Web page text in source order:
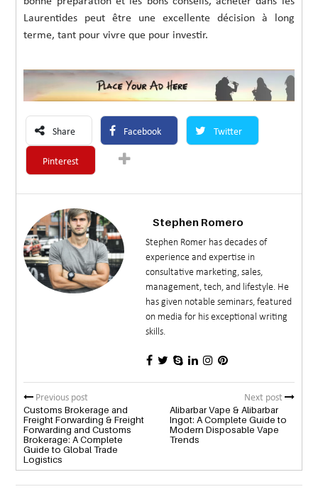
Laurentides peut être une excellente décision à long
terme, tant pour vivre que pour investir.
Share Facebook Twitter
Pinterest
Stephen Romero
Stephen Romer has decades of
experience and expertise in
consultative marketing, sales,
management, tech, and lifestyle. He
has given notable seminars, featured
on media for his exceptional writing
skills.
Previous post
Customs Brokerage and
Freight Forwarding & Freight
Forwarding and Customs
Brokerage: A Complete
Guide to Global Trade
Logistics
Next post
Alibarbar Vape & Alibarbar
Ingot: A Complete Guide to
Modern Disposable Vape
Trends